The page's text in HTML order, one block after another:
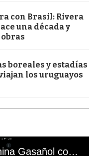
con Brasil: Rivera
una década y
boreales y estadías
los uruguayos
El mal momento de Yanina Gasañol con un hincha argentino en "Subrayado"